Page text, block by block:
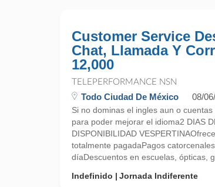
Customer Service
Chat, Llamada Y
12,000
TELEPERFORMANCE NSN
Todo Ciudad De México 08/
Si no dominas el ingles aun o
para poder mejorar el idioma2 DIAS
DISPONIBILIDAD
totalmente pagadaPagos
díaDescuentos en escuelas, ópticas,
Indefinido
Jornada Indiferente